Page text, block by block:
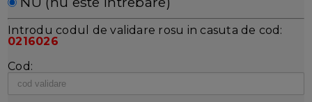
Introdu codul de validare rosu in casuta de cod:
0216026
Cod: